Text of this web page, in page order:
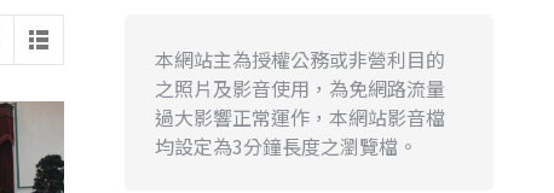
本網站主為授權公務或非營利目的
之照片及影音使用，為免網路流量
過大影響正常運作，本網站影音檔
均設定為3分鐘長度之瀏覽檔。